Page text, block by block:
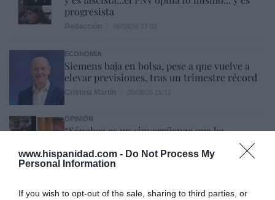
www.hispanidad.com - Do Not Process My
Personal Information
If you wish to opt-out of the sale, sharing to third parties, or
progresista
ECONOMÍA
Siemens baja en bolsa, pese a que vuelve a
elevar previsiones, tras un trimestre récord
OPINIÓN
“Sánchez es un sinvergüenza que ha
España. Tenemos un Gobierno en
connivencia con Marruecos”: acusa una ceutí